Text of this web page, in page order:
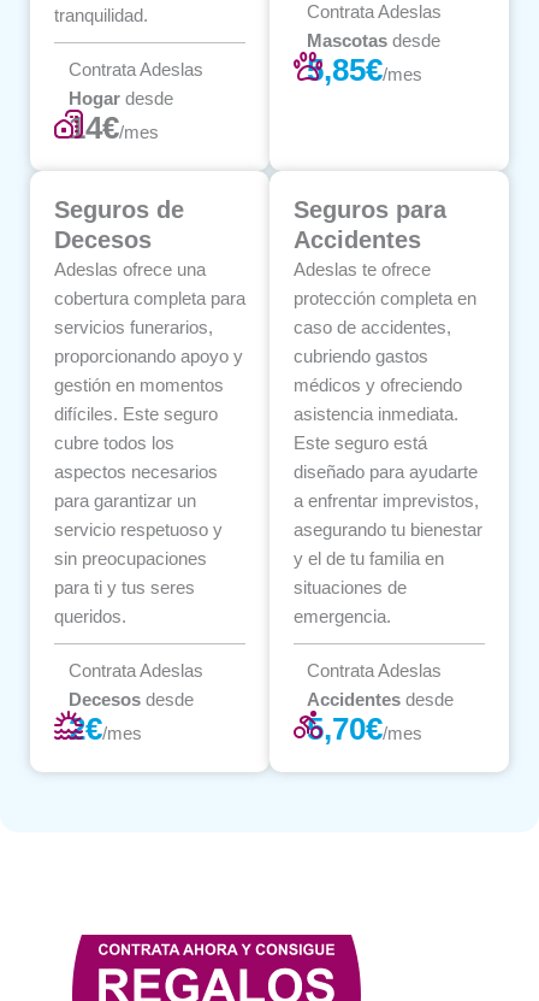
tranquilidad.
Contrata Adeslas
Hogardesde
14€/mes
Contrata Adeslas
Mascotas desde
5,85€/mes
Seguros de
Decesos
Adeslas ofrece una
cobertura completa para
servicios funerarios,
proporcionando apoyo y
gestión en momentos
difíciles. Este seguro
cubre todos los
aspectos necesarios
para garantizar un
servicio respetuoso y
sin preocupaciones
para ti y tus seres
queridos.
Contrata Adeslas
Decesosdesde
2€/mes
Seguros para
Accidentes
Adeslas te ofrece
protección completa en
caso de accidentes,
cubriendo gastos
médicos y ofreciendo
asistencia inmediata.
Este seguro está
diseñado para ayudarte
a enfrentar imprevistos,
asegurando tu bienestar
y el de tu familia en
situaciones de
emergencia.
Contrata Adeslas
Accidentesdesde
5,70€/mes